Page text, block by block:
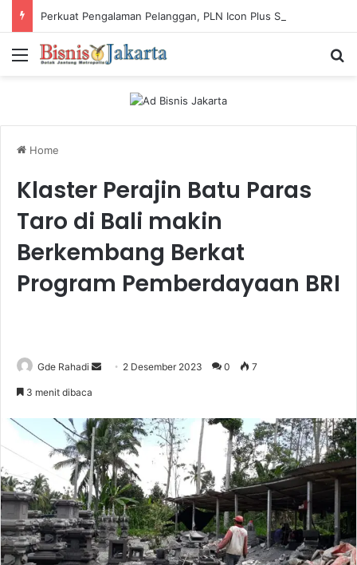
Menu
Home
Klaster Perajin Batu Paras
Taro di Bali makin
Berkembang Berkat
Program Pemberdayaan BRI
Gde Rahadi
d
a
n
e
m
a
i
l
2 Desember 2023 0 7
3 menit dibaca